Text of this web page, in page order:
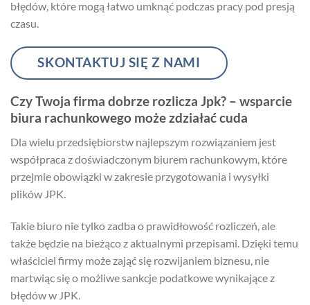
błędów, które mogą łatwo umknąć podczas pracy pod presją
czasu.
SKONTAKTUJ SIĘ Z NAMI
Czy Twoja firma dobrze rozlicza Jpk? – wsparcie
biura rachunkowego może zdziałać cuda
Dla wielu przedsiębiorstw najlepszym rozwiązaniem jest
współpraca z doświadczonym biurem rachunkowym, które
przejmie obowiązki w zakresie przygotowania i wysyłki
plików JPK.
Takie biuro nie tylko zadba o prawidłowość rozliczeń, ale
także będzie na bieżąco z aktualnymi przepisami. Dzięki temu
właściciel firmy może zająć się rozwijaniem biznesu, nie
martwiąc się o możliwe sankcje podatkowe wynikające z
błędów w JPK.